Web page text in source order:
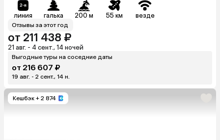
линия галька 200 м 55 км везде
Отзывы за этот год
от 211 438 ₽
21 авг. - 4 сент., 14 ночей
Выгодные туры на соседние даты
от 216 607 ₽
19 авг. - 2 сент., 14 н.
Кешбэк + 2 874